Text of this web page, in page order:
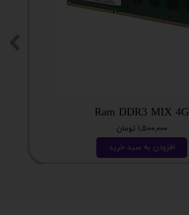
Ram DDR3 MIX 4G
۱,۵۰۰,۰۰۰ تومان
افزودن به سبد خرید